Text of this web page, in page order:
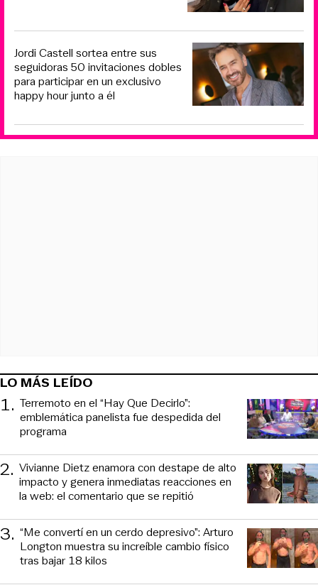
Jordi Castell sortea entre sus
seguidoras 50 invitaciones dobles
para participar en un exclusivo
happy hour junto a él
LO MÁS LEÍDO
1. Terremoto en el “Hay Que Decirlo”:
emblemática panelista fue despedida del
programa
2. Vivianne Dietz enamora con destape de alto
impacto y genera inmediatas reacciones en
la web: el comentario que se repitió
3. “Me convertí en un cerdo depresivo”: Arturo
Longton muestra su increíble cambio físico
tras bajar 18 kilos